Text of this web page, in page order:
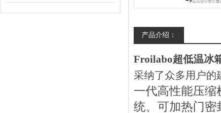
产品介绍：
Froilabo超低温冰
采纳了众多用户的
一代高性能压缩
统、可加热门密